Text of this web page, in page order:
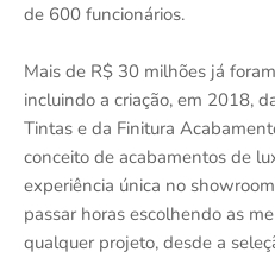
de 600 funcionários.
Mais de R$ 30 milhões já
incluindo a criação, em 2018,
Tintas e da Finitura
conceito de acabamentos de
experiência única no
passar horas escolhendo as
qualquer projeto, desde a